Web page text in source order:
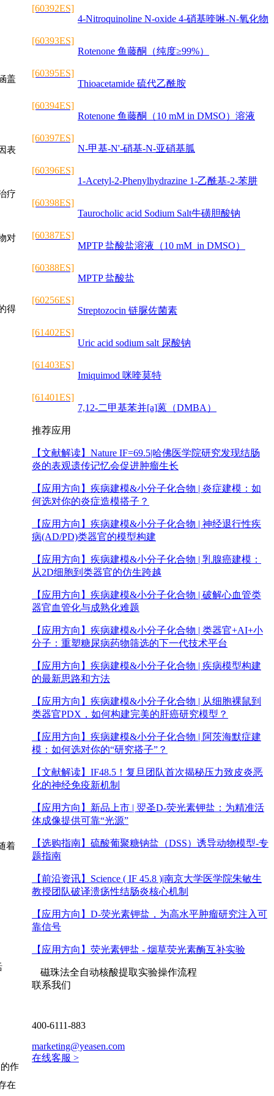
盖
表
疗
对
得
着
作
在
[60392ES]
4-Nitroquinoline N-oxide 4-硝基喹啉-N-氧化物
[60393ES]
Rotenone 鱼藤酮（纯度≥99%）
[60395ES]
Thioacetamide 硫代乙酰胺
[60394ES]
Rotenone 鱼藤酮（10 mM in DMSO）溶液
[60397ES]
N-甲基-N'-硝基-N-亚硝基胍
[60396ES]
1-Acetyl-2-Phenylhydrazine 1-乙酰基-2-苯肼
[60398ES]
Taurocholic acid Sodium Salt牛磺胆酸钠
[60387ES]
MPTP 盐酸盐溶液（10 mM in DMSO）
[60388ES]
MPTP 盐酸盐
[60256ES]
Streptozocin 链脲佐菌素
[61402ES]
Uric acid sodium salt 尿酸钠
[61403ES]
Imiquimod 咪喹莫特
[61401ES]
7,12-二甲基苯并[a]蒽（DMBA）
推荐应用
【文献解读】 Nature IF=69.5|哈佛医学院研究发现结肠
炎的表观遗传记忆会促进肿瘤生长
【应用方向】 疾病建模&小分子化合物 | 炎症建模：如
何选对你的炎症造模搭子？
【应用方向】 疾病建模&小分子化合物 | 神经退行性疾
病(AD/PD)类器官的模型构建
【应用方向】 疾病建模&小分子化合物 | 乳腺癌建模：
从2D细胞到类器官的仿生跨越
【应用方向】 疾病建模&小分子化合物 | 破解心血管类
器官血管化与成熟化难题
【应用方向】 疾病建模&小分子化合物 | 类器官+AI+小
分子：重塑糖尿病药物筛选的下一代技术平台
【应用方向】 疾病建模&小分子化合物 | 疾病模型构建
的最新思路和方法
【应用方向】 疾病建模&小分子化合物 | 从细胞裸鼠到
类器官PDX，如何构建完美的肝癌研究模型？
【应用方向】 疾病建模&小分子化合物 | 阿茨海默症建
模：如何选对你的“研究搭子”？
【文献解读】 IF48.5！复旦团队首次揭秘压力致皮炎恶
化的神经免疫新机制
【应用方向】 新品上市 | 翌圣D-荧光素钾盐：为精准活
体成像提供可靠“光源”
【选购指南】 硫酸葡聚糖钠盐（DSS）诱导动物模型-专
题指南
【前沿资讯】 Science ( IF 45.8 )|南京大学医学院朱敏生
教授团队破译溃疡性结肠炎核心机制
【应用方向】 D-荧光素钾盐，为高水平肿瘤研究注入可
靠信号
【应用方向】 荧光素钾盐 - 烟草荧光素酶互补实验
磁珠法全自动核酸提取实验操作流程
联系我们
400-6111-883
marketing@yeasen.com
在线客服 >